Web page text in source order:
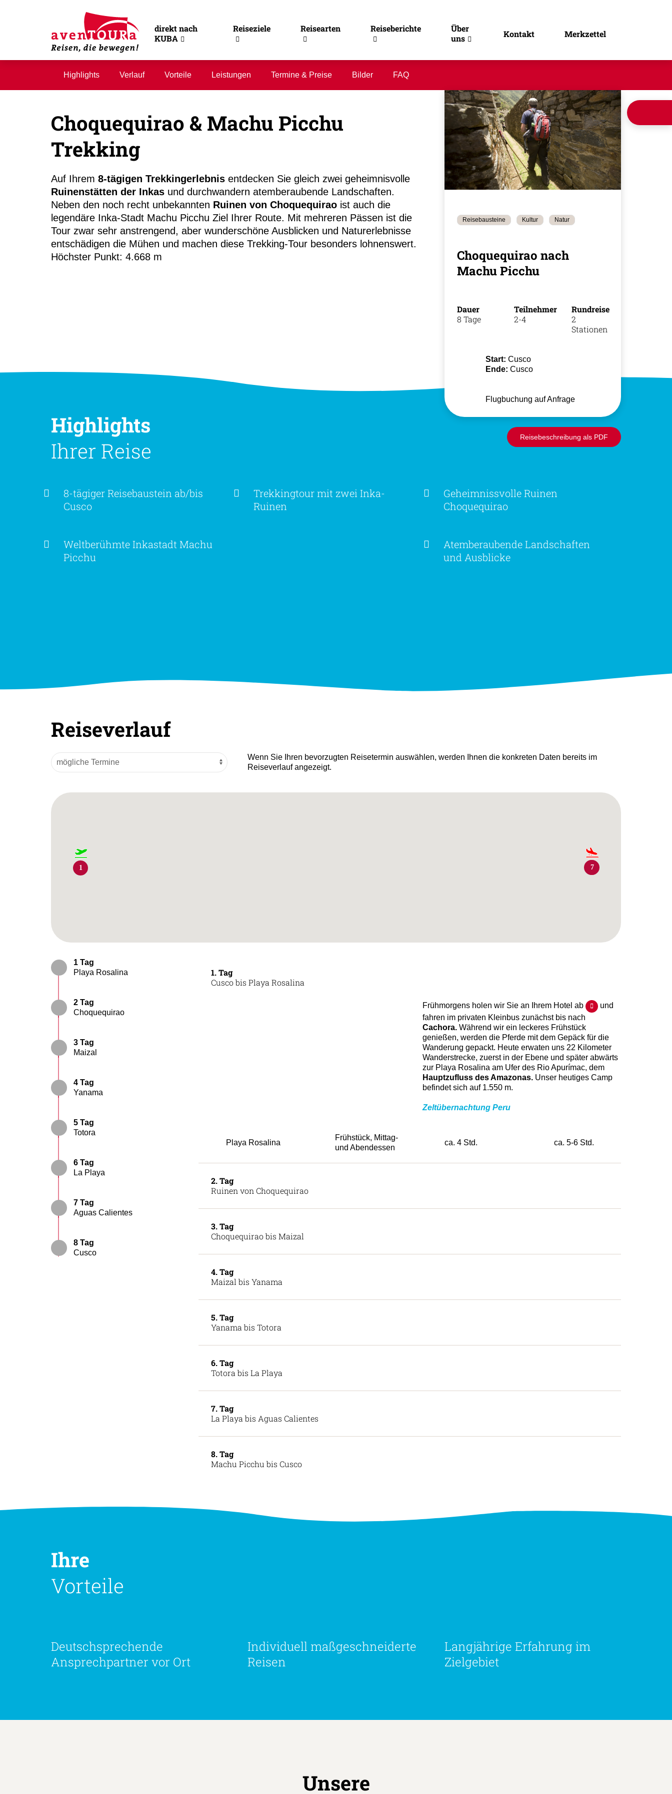
direkt nach
KUBA
Reiseziele Reisearten Reiseberichte
Über
uns
Kontakt Merkzettel
Highlights Verlauf Vorteile Leistungen Termine & Preise Bilder FAQ
Choquequirao & Machu Picchu
Trekking
Auf Ihrem 8-tägigen Trekkingerlebnis entdecken Sie gleich zwei geheimnisvolle
Ruinenstätten der Inkas und durchwandern atemberaubende Landschaften.
Neben den noch recht unbekannten Ruinen von Choquequirao ist auch die
legendäre Inka-Stadt Machu Picchu Ziel Ihrer Route. Mit mehreren Pässen ist die
Tour zwar sehr anstrengend, aber wunderschöne Ausblicken und Naturerlebnisse
entschädigen die Mühen und machen diese Trekking-Tour besonders lohnenswert.
Höchster Punkt: 4.668 m
Reisebausteine Kultur Natur
Choquequirao nach
Machu Picchu
Dauer
8 Tage
Teilnehmer
2-4
Rundreise
2
Stationen
Start: Cusco
Ende: Cusco
Flugbuchung auf Anfrage
Reisebeschreibung als PDF
Highlights
Ihrer Reise
8-tägiger Reisebaustein ab/bis
Cusco
Trekkingtour mit zwei Inka-
Ruinen
Geheimnissvolle Ruinen
Choquequirao
Weltberühmte Inkastadt Machu
Picchu
Atemberaubende Landschaften
und Ausblicke
Reiseverlauf
Wenn Sie Ihren bevorzugten Reisetermin auswählen, werden Ihnen die konkreten Daten bereits im
Reiseverlauf angezeigt.
1 2
7
1 Tag
Playa Rosalina
2 Tag
Choquequirao
3 Tag
Maizal
4 Tag
Yanama
5 Tag
Totora
6 Tag
La Playa
7 Tag
Aguas Calientes
8 Tag
Cusco
1. Tag
Cusco bis Playa Rosalina
Frühmorgens holen wir Sie an Ihrem Hotel ab
und
fahren im privaten Kleinbus zunächst bis nach
Cachora.Während wir ein leckeres Frühstück
genießen, werden die Pferde mit dem Gepäck für die
Wanderung gepackt. Heute erwaten uns 22 Kilometer
Wanderstrecke, zuerst in der Ebene und später abwärts
zur Playa Rosalina am Ufer des Rio Apurímac, dem
Hauptzufluss des Amazonas.Unser heutiges Camp
befindet sich auf 1.550 m.
Zeltübernachtung Peru
Playa Rosalina
Frühstück, Mittag-
und Abendessen
ca. 4 Std. ca. 5-6 Std.
2. Tag
Ruinen von Choquequirao
3. Tag
Choquequirao bis Maizal
4. Tag
Maizal bis Yanama
5. Tag
Yanama bis Totora
6. Tag
Totora bis La Playa
7. Tag
La Playa bis Aguas Calientes
8. Tag
Machu Picchu bis Cusco
Ihre
Vorteile
Deutschsprechende
Ansprechpartner vor Ort
Individuell maßgeschneiderte
Reisen
Langjährige Erfahrung im
Zielgebiet
Unsere